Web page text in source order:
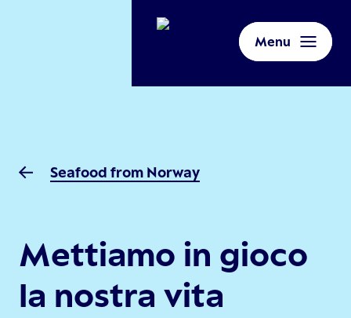
Menu
Seafood from Norway
Mettiamo in gioco
la nostra vita